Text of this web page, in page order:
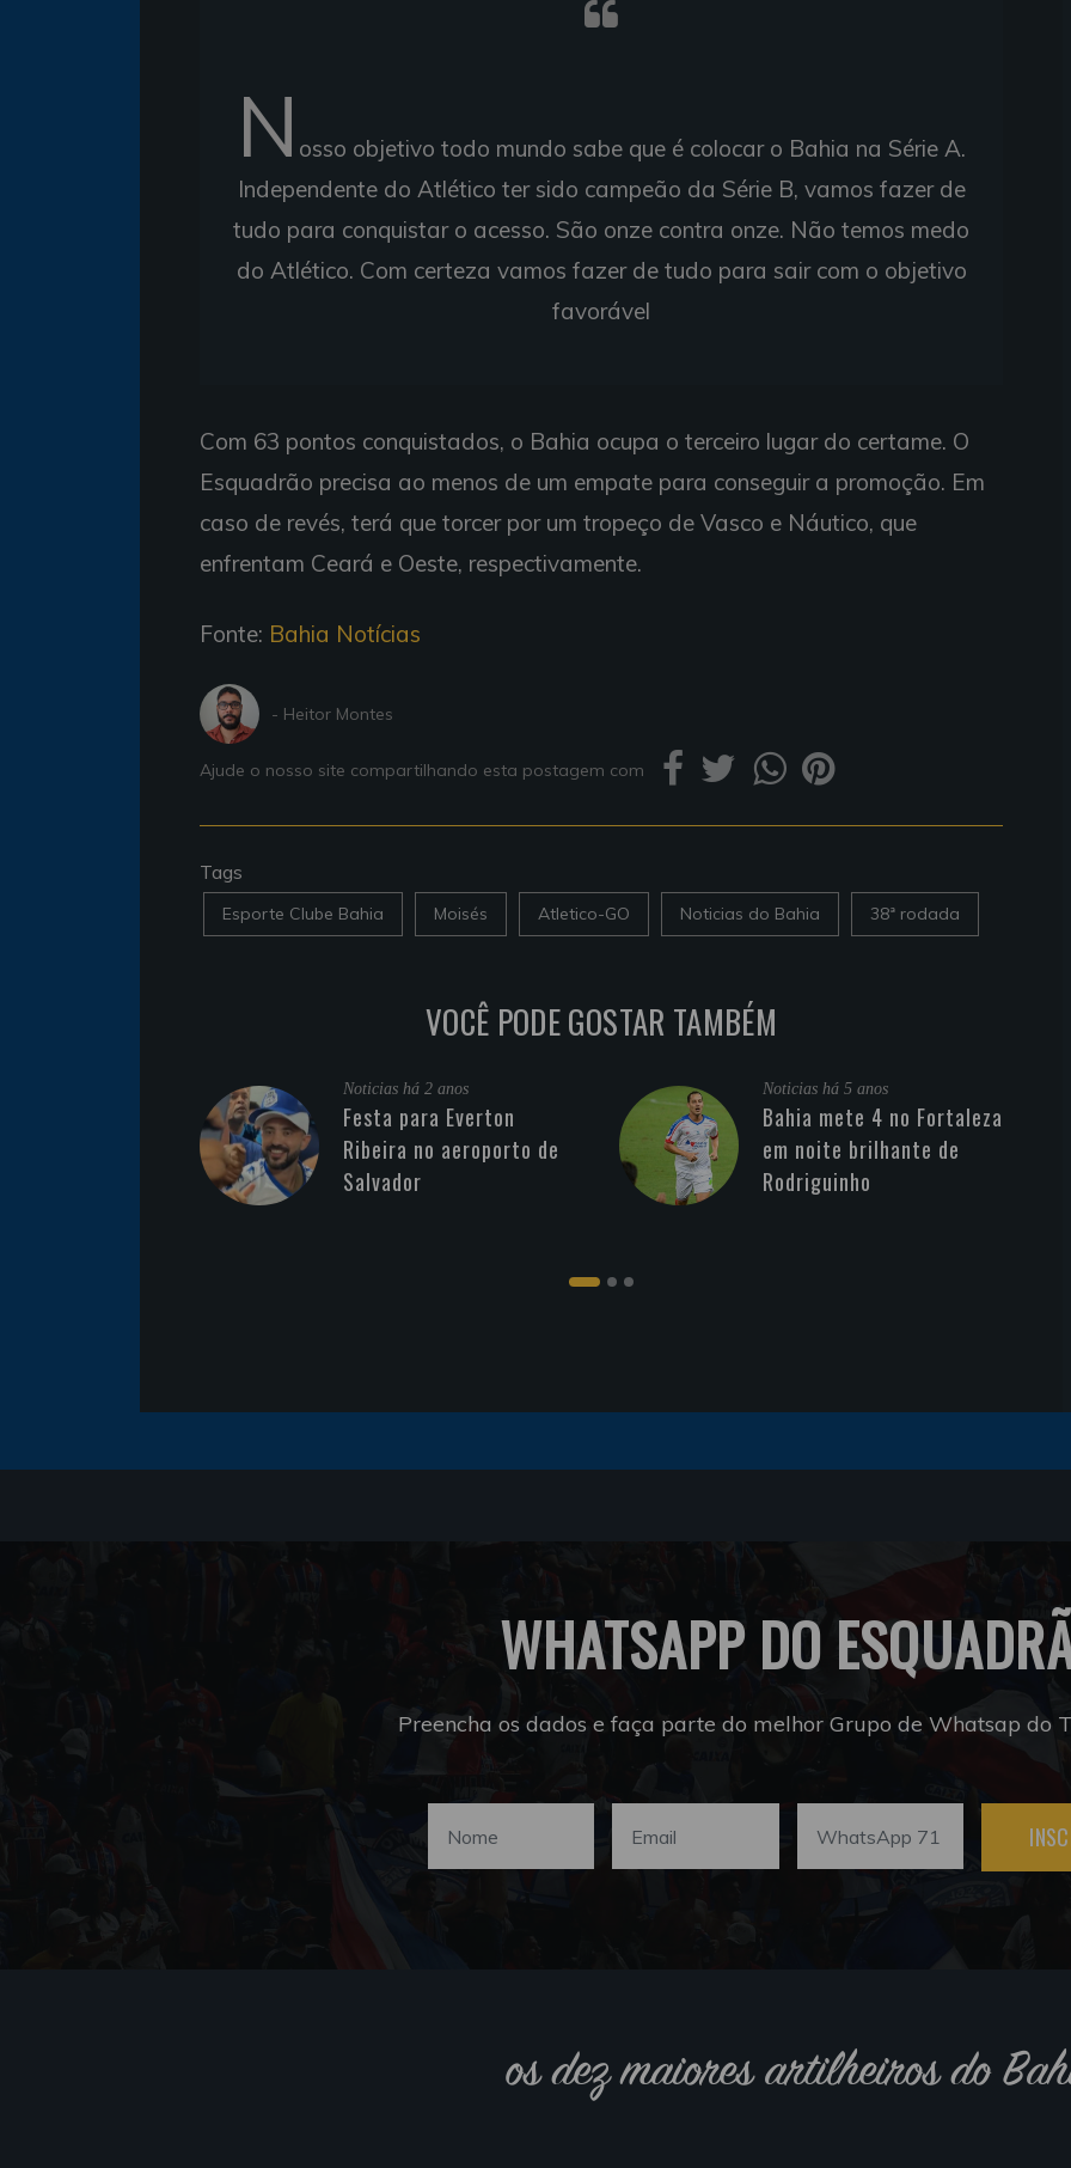
N osso objetivo todo mundo sabe que é colocar o Bahia na Série A.
Independente do Atlético ter sido campeão da Série B, vamos fazer de
tudo para conquistar o acesso. São onze contra onze. Não temos medo
do Atlético. Com certeza vamos fazer de tudo para sair com o objetivo
favorável
Com 63 pontos conquistados, o Bahia ocupa o terceiro lugar do certame. O
Esquadrão precisa ao menos de um empate para conseguir a promoção. Em
caso de revés, terá que torcer por um tropeço de Vasco e Náutico, que
enfrentam Ceará e Oeste, respectivamente.
Fonte: Bahia Notícias
- Heitor Montes
Ajude o nosso site compartilhando esta postagem com
Tags
Esporte Clube Bahia Moisés Atletico-GO Noticias do Bahia 38ª rodada
VOCÊ PODE GOSTAR TAMBÉM
Noticias há 2 anos
Festa para Everton
Ribeira no aeroporto de
Salvador
Noticias há 5 anos
Bahia mete 4 no Fortaleza
em noite brilhante de
Rodriguinho
WHATSAPP DO
Preencha os dados e faça parte do melhor Grupo de Whatsap do
os dez maiores artilheiros do